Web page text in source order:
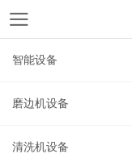
智能设备
磨边机设备
清洗机设备